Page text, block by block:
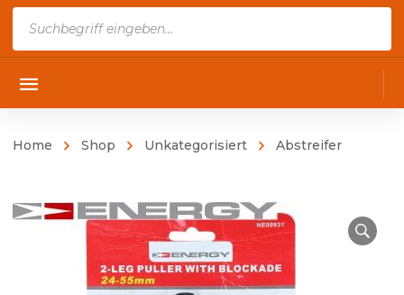
Home Shop Unkategorisiert Abstreifer